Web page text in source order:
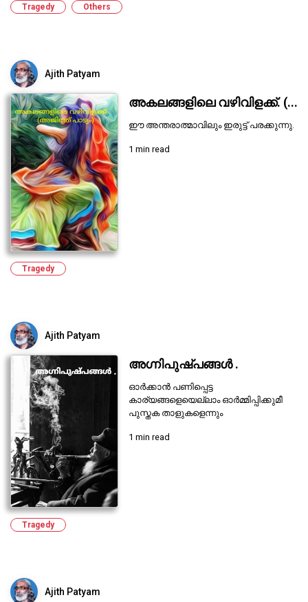
Tragedy Others
Ajith Patyam
അകലങ്ങളിലെ വഴിവിളക്ക്. (...
ഈ അന്തരാത്മാവിലും ഇരുട്ട് പരക്കുന്നു.
1 min read
Tragedy
Ajith Patyam
അഗ്നിപുഷ്പങ്ങൾ .
ഓർക്കാൻ പണിപ്പെട്ട
കാര്യങ്ങളെയെല്ലാം ഓർമ്മിപ്പിക്കുമീ
പുസ്തക താളുകളെന്നും
1 min read
Tragedy
Ajith Patyam